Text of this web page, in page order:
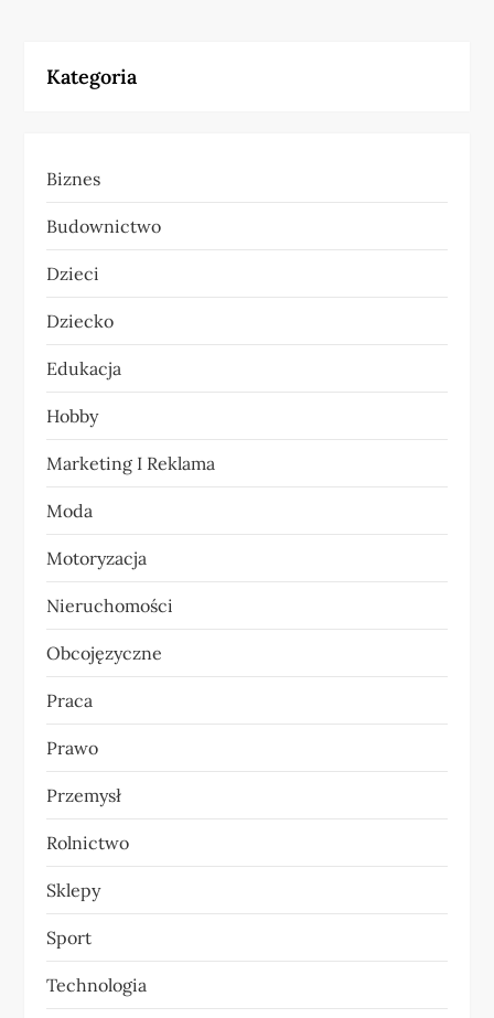
g
c
j
a
w
p
i
s
u
Kategoria
Biznes
Budownictwo
Dzieci
Dziecko
Edukacja
Hobby
Marketing I Reklama
Moda
Motoryzacja
Nieruchomości
Obcojęzyczne
Praca
Prawo
Przemysł
Rolnictwo
Sklepy
Sport
Technologia